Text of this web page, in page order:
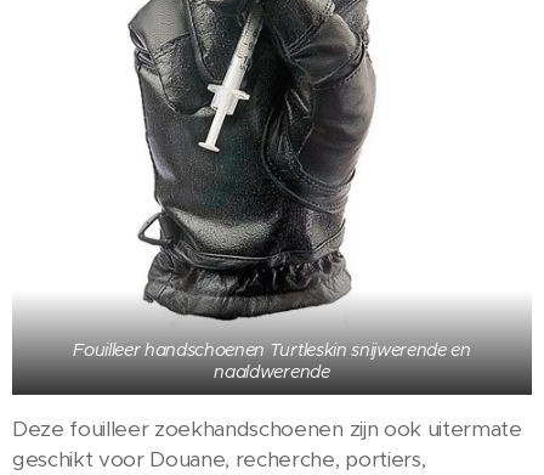
Fouilleer handschoenen Turtleskin snijwerende en
naaldwerende
Deze fouilleer zoekhandschoenen zijn ook uitermate
geschikt voor Douane, recherche, portiers,